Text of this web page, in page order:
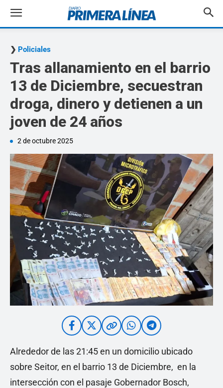
Policiales
Tras allanamiento en el barrio
13 de Diciembre, secuestran
droga, dinero y detienen a un
joven de 24 años
2 de octubre 2025
Alrededor de las 21:45 en un domicilio ubicado
sobre Seitor, en el barrio 13 de Diciembre, en la
intersección con el pasaje Gobernador Bosch,